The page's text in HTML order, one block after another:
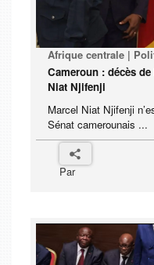
Afrique centrale |
Cameroun : décès
Niat Njifenji
Marcel Niat Njifenji
Sénat camerounais ...
Par